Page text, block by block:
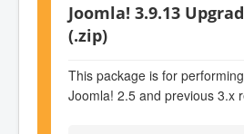
Joomla! 3.9.13
(.zip)
This package is for
Joomla! 2.5 and previous 3.x